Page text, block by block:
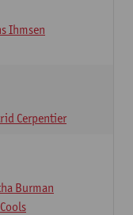
Ihmsen
Cerpentier
Burman